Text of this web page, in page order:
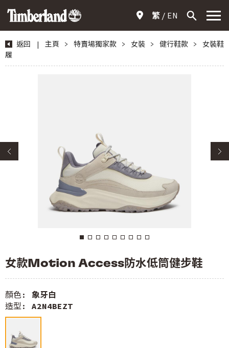
繁 EN
返回 | 主頁 > 特賣場獨家款 > 女裝 > 健行鞋款 >
女裝鞋
履
女款Motion Access防水低筒健步鞋
顏色: 象牙白
造型: A2N4BEZT